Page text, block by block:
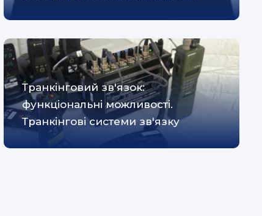
Транкінговий зв'язок:
функціональні можливості.
Транкінгові системи зв'язку